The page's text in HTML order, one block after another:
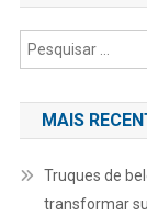
MAIS
Truques de
transformar